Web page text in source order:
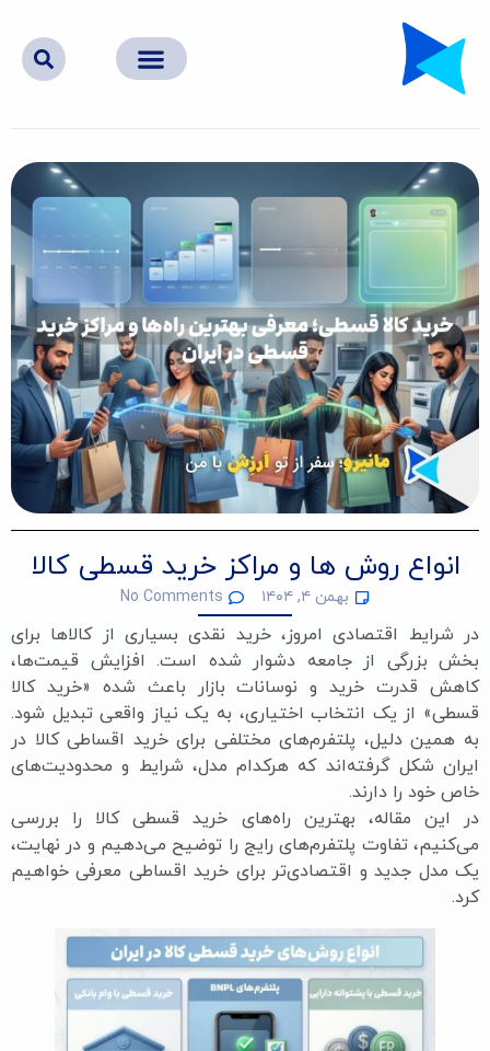
انواع روش ها و مراکز خرید قسطی کالا
بهمن ۴, ۱۴۰۴ No Comments
در شرایط اقتصادی امروز، خرید نقدی بسیاری از کالاها برای
بخش بزرگی از جامعه دشوار شده است. افزایش قیمت‌ها،
کاهش قدرت خرید و نوسانات بازار باعث شده «خرید کالا
قسطی» از یک انتخاب اختیاری، به یک نیاز واقعی تبدیل شود.
به همین دلیل، پلتفرم‌های مختلفی برای خرید اقساطی کالا در
ایران شکل گرفته‌اند که هرکدام مدل، شرایط و محدودیت‌های
خاص خود را دارند.
در این مقاله، بهترین راه‌های خرید قسطی کالا را بررسی
می‌کنیم، تفاوت پلتفرم‌های رایج را توضیح می‌دهیم و در نهایت،
یک مدل جدید و اقتصادی‌تر برای خرید اقساطی معرفی خواهیم
کرد.